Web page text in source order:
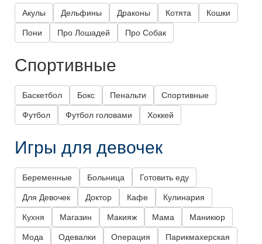
Акулы Дельфины Драконы Котята Кошки
Пони Про Лошадей Про Собак
Спортивные
Баскетбол Бокс Пенальти Спортивные
Футбол Футбол головами Хоккей
Игры для девочек
Беременные Больница Готовить еду
Для Девочек Доктор Кафе Кулинария
Кухня Магазин Макияж Мама Маникюр
Мода Одевалки Операция Парикмахерская